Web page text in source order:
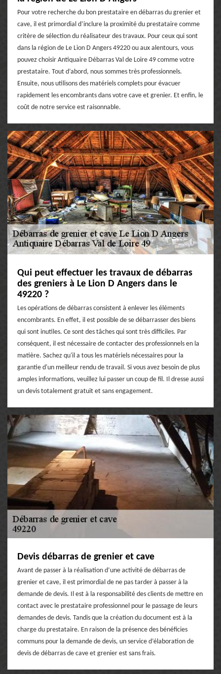
Pour votre recherche du bon prestataire en débarras du grenier et
cave, il est primordial d’inclure la proximité du prestataire comme
critère de sélection du réalisateur des travaux. Pour ceux qui sont
dans la région de Le Lion D Angers 49220 ou aux alentours, vous
pouvez choisir Antiquaire Débarras Val de Loire 49 comme votre
prestataire. Tout d’abord, nous sommes très professionnels.
Ensuite, nous utilisons des matériels complets pour évacuer
rapidement les encombrants dans votre cave et grenier. Et enfin, le
coût de notre service est raisonnable.
Qui peut effectuer les travaux de débarras
des greniers à Le Lion D Angers dans le
49220 ?
Les opérations de débarras consistent à enlever les éléments
encombrants. En effet, il est possible de se débarrasser des biens
qui sont inutiles. Ce sont des tâches qui sont très difficiles. Par
conséquent, il est nécessaire de contacter des professionnels en la
matière. Sachez qu'il a tous les matériels nécessaires pour la
garantie d'un meilleur rendu de travail. Si vous avez besoin de plus
amples informations, veuillez lui passer un coup de fil. Il dresse aussi
un devis totalement gratuit et sans engagement.
Devis débarras de grenier et cave
Avant de passer à la réalisation d’une activité de débarras de
grenier et cave, il est primordial de ne pas tarder à passer à la
demande de devis. Il est à la responsabilité des clients de mettre en
contact avec le prestataire professionnel pour le passage de leurs
demandes de devis. Tandis que la création du document est à la
charge du prestataire. En raison de la présence des bénéficies
communs pour la demande de devis, un service d’élaboration de
devis de débarras de cave et grenier est sans frais.